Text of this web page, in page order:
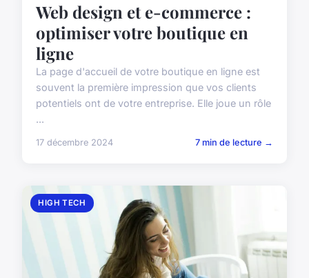
Web design et e-commerce :
optimiser votre boutique en
ligne
La page d'accueil de votre boutique en ligne est
souvent la première impression que vos clients
potentiels ont de votre entreprise. Elle joue un rôle
...
17 décembre 2024 7 min de lecture →
HIGH TECH